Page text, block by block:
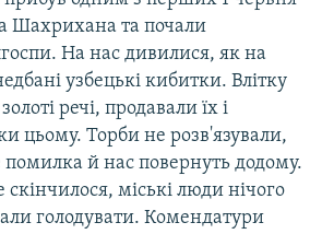
Шахрихана та почали
На нас дивилися, як на
узбецькі кибитки. Влітку
речі, продавали їх і
цьому. Торби не розв'язували,
й нас повернуть додому.
скінчилося, міські люди нічого
голодувати. Комендатури